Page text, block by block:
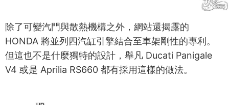
除了可變汽門與散熱機構之外，網站還揭露的
HONDA 將並列四汽缸引擎結合至車架剛性的專利。
但這也不是什麼獨特的設計，舉凡 Ducati Panigale
V4 或是 Aprilia RS660 都有採用這樣的做法。